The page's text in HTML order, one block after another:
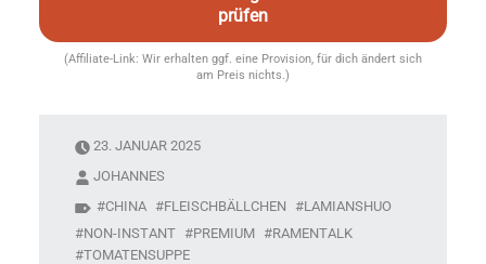
prüfen
(Affiliate-Link: Wir erhalten ggf. eine Provision, für dich ändert sich
am Preis nichts.)
23. JANUAR 2025
JOHANNES
CHINA
FLEISCHBÄLLCHEN
LAMIANSHUO
NON-INSTANT
PREMIUM
RAMENTALK
TOMATENSUPPE